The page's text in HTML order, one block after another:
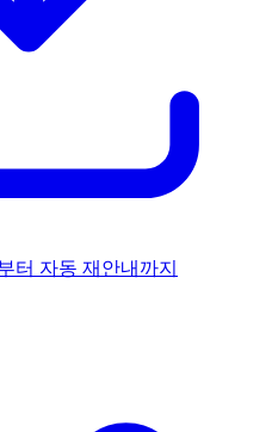
터 자동 재안내까지